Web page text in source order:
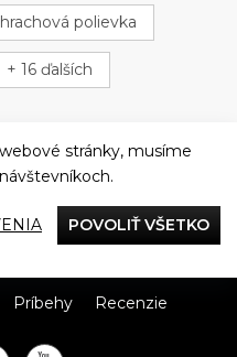
hrachová polievka
+ 16 ďalších
Príbehy Recenzie
stránky, musíme
POVOLIŤ VŠETKO